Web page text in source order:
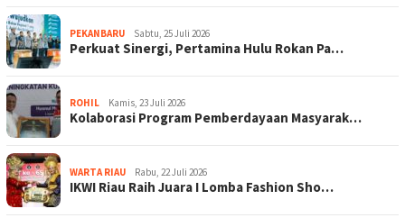
PEKANBARU Sabtu, 25 Juli 2026
Perkuat Sinergi, Pertamina Hulu Rokan Pa…
ROHIL Kamis, 23 Juli 2026
Kolaborasi Program Pemberdayaan Masyarak…
WARTA RIAU Rabu, 22 Juli 2026
IKWI Riau Raih Juara I Lomba Fashion Sho…